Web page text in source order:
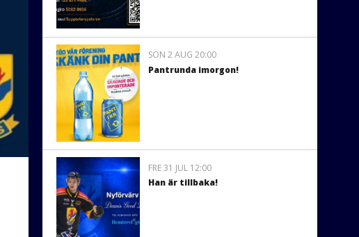
SÖN 2 AUG 20:00
Pantrunda imorgon!
FRE 31 JUL 12:00
Han är tillbaka!